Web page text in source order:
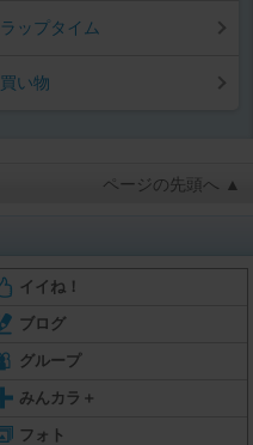
ラップタイム
買い物
ページの先頭へ ▲
イイね！
ブログ
グループ
みんカラ＋
フォト